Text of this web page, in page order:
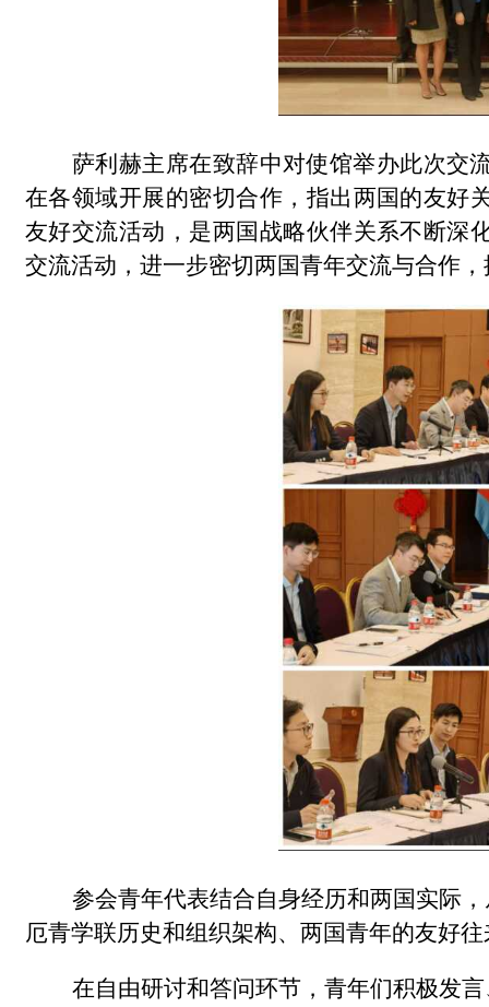
萨利赫主席在致辞中对使馆举办此次交
在各领域开展的密切合作，指出两国的友好
友好交流活动，是两国战略伙伴关系不断深
交流活动，进一步密切两国青年交流与合作
参会青年代表结合自身经历和两国实际
厄青学联历史和组织架构、两国青年的友好
在自由研讨和答问环节，青年们积极发